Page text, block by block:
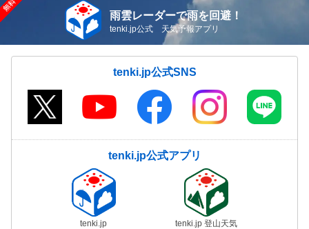
雨雲レーダーで雨を回避！
tenki.jp公式 天気予報アプリ
tenki.jp公式SNS
tenki.jp公式アプリ
tenki.jp tenki.jp 登山天気